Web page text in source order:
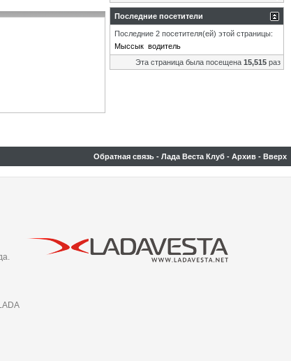
Последние посетители
Последние 2 посетителя(ей) этой страницы:
Мыссык водитель
Эта страница была посещена 15,515 раз
Обратная связь - Лада Веста Клуб - Архив - Вверх